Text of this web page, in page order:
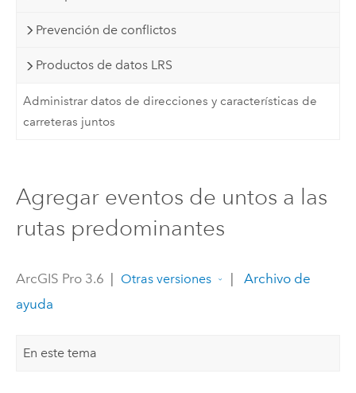
Prevención de conflictos
Productos de datos LRS
Administrar datos de direcciones y características de
carreteras juntos
Agregar eventos de untos a las
rutas predominantes
ArcGIS Pro 3.6 | Otras versiones |
Archivo de
ayuda
En este tema